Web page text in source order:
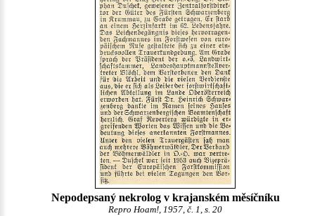
Nepodepsaný nekrolog v krajanském měsíčníku
Repro Hoam!, 1957, č. 1, s. 20